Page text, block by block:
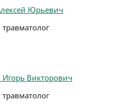
Юрьевич
Викторович